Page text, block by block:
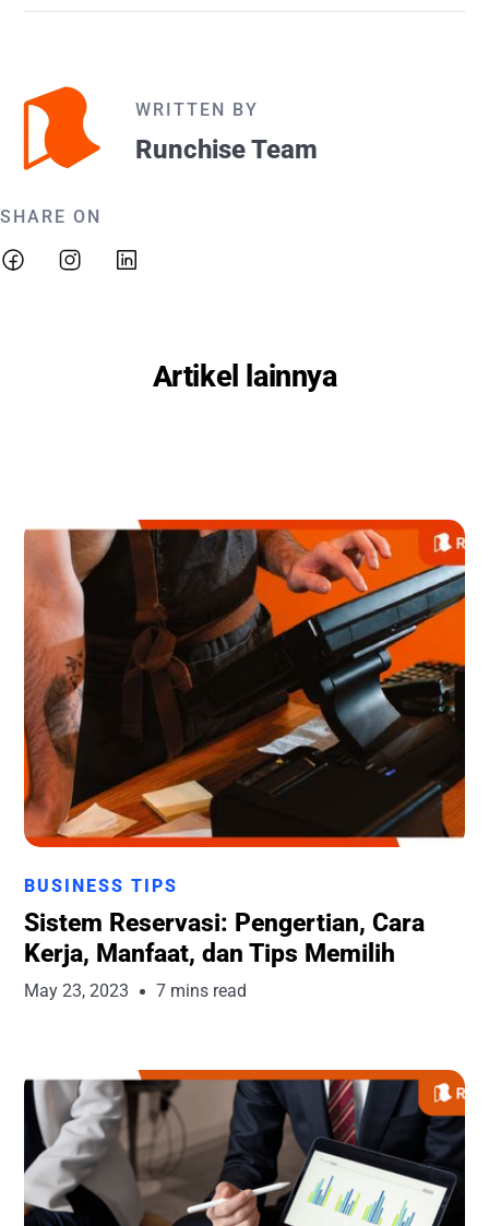
WRITTEN BY
Runchise Team
SHARE ON
Artikel lainnya
Runchise Team
BUSINESS TIPS
Sistem Reservasi: Pengertian, Cara
Kerja, Manfaat, dan Tips Memilih
May 23, 2023 7 mins read